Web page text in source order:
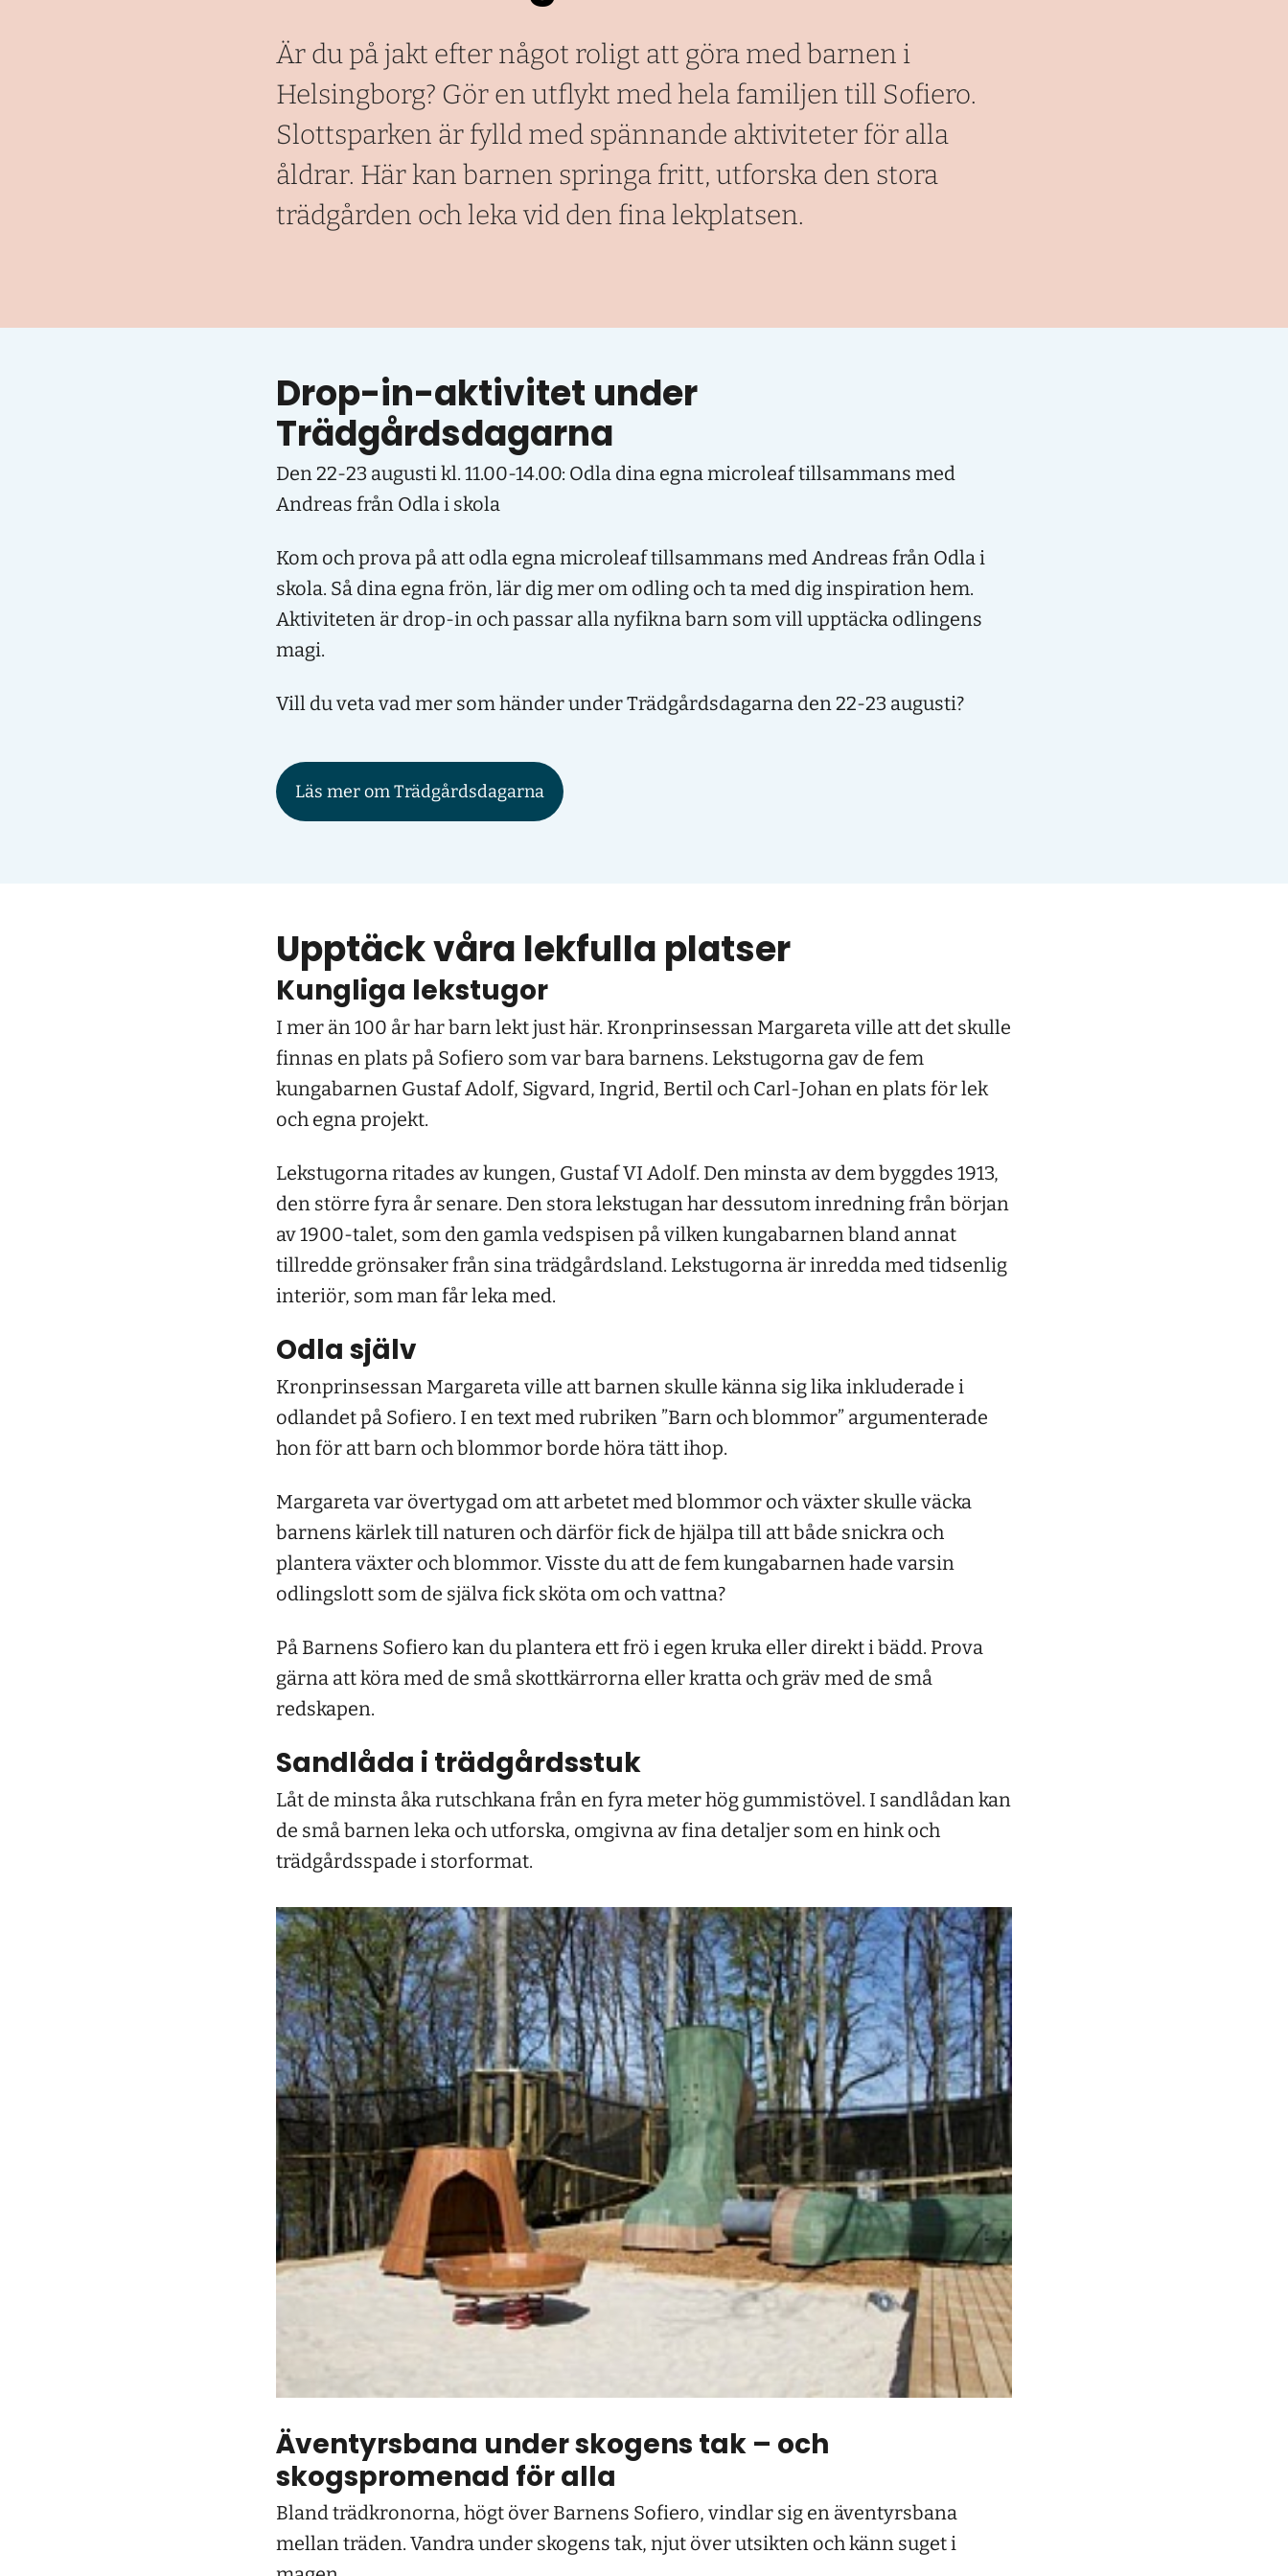
Är du på jakt efter något roligt att göra med barnen i
Helsingborg? Gör en utflykt med hela familjen till Sofiero.
Slottsparken är fylld med spännande aktiviteter för alla
åldrar. Här kan barnen springa fritt, utforska den stora
trädgården och leka vid den fina lekplatsen.
Drop-in-aktivitet under
Trädgårdsdagarna
Den 22-23 augusti kl. 11.00-14.00: Odla dina egna microleaf tillsammans med
Andreas från Odla i skola
Kom och prova på att odla egna microleaf tillsammans med Andreas från Odla i
skola. Så dina egna frön, lär dig mer om odling och ta med dig inspiration hem.
Aktiviteten är drop-in och passar alla nyfikna barn som vill upptäcka odlingens
magi.
Vill du veta vad mer som händer under Trädgårdsdagarna den 22-23 augusti?
Läs mer om Trädgårdsdagarna
Upptäck våra lekfulla platser
Kungliga lekstugor
I mer än 100 år har barn lekt just här. Kronprinsessan Margareta ville att det skulle
finnas en plats på Sofiero som var bara barnens. Lekstugorna gav de fem
kungabarnen Gustaf Adolf, Sigvard, Ingrid, Bertil och Carl-Johan en plats för lek
och egna projekt.
Lekstugorna ritades av kungen, Gustaf VI Adolf. Den minsta av dem byggdes 1913,
den större fyra år senare. Den stora lekstugan har dessutom inredning från början
av 1900-talet, som den gamla vedspisen på vilken kungabarnen bland annat
tillredde grönsaker från sina trädgårdsland. Lekstugorna är inredda med tidsenlig
interiör, som man får leka med.
Odla själv
Kronprinsessan Margareta ville att barnen skulle känna sig lika inkluderade i
odlandet på Sofiero. I en text med rubriken ”Barn och blommor” argumenterade
hon för att barn och blommor borde höra tätt ihop.
Margareta var övertygad om att arbetet med blommor och växter skulle väcka
barnens kärlek till naturen och därför fick de hjälpa till att både snickra och
plantera växter och blommor. Visste du att de fem kungabarnen hade varsin
odlingslott som de själva fick sköta om och vattna?
På Barnens Sofiero kan du plantera ett frö i egen kruka eller direkt i bädd. Prova
gärna att köra med de små skottkärrorna eller kratta och gräv med de små
redskapen.
Sandlåda i trädgårdsstuk
Låt de minsta åka rutschkana från en fyra meter hög gummistövel. I sandlådan kan
de små barnen leka och utforska, omgivna av fina detaljer som en hink och
trädgårdsspade i storformat.
Äventyrsbana under skogens tak – och
skogspromenad för alla
Bland trädkronorna, högt över Barnens Sofiero, vindlar sig en äventyrsbana
mellan träden. Vandra under skogens tak, njut över utsikten och känn suget i